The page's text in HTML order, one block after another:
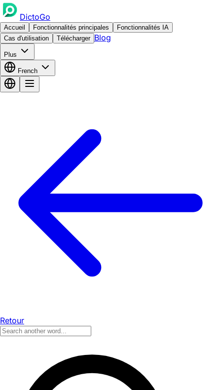
DictoGo
Accueil Fonctionnalités principales
Fonctionnalités IA
Cas d'utilisation
Télécharger Blog
Plus
French
Retour